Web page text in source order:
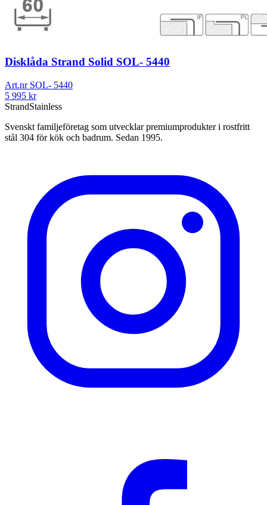
Disklåda Strand Solid SOL- 5440
Art.nr SOL- 5440
5 995 kr
StrandStainless
Svenskt familjeföretag som utvecklar premiumprodukter i rostfritt
stål 304 för kök och badrum. Sedan 1995.